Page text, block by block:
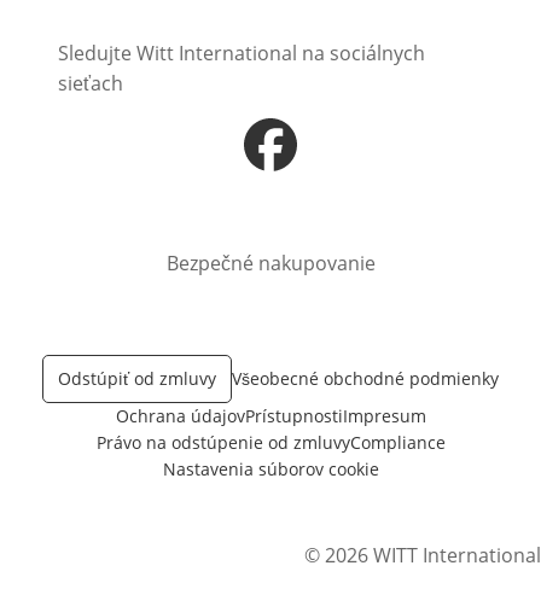
Sledujte Witt International na sociálnych
sieťach
Otvorí sa vnovom okne
Bezpečné nakupovanie
Odstúpiť od zmluvy
Všeobecné obchodné podmienky
Ochrana údajovPrístupnostiImpresum
Právo na odstúpenie od zmluvyCompliance
Nastavenia súborov cookie
© 2026 WITT International